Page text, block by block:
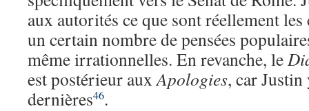
aux autorités ce que sont réellement
un certain nombre de pensées
même irrationnelles. En revanche, le
est postérieur auxApologies, car
dernières46.